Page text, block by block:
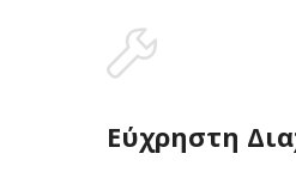
Εύχρηστη